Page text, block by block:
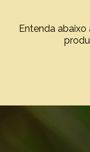
Entenda